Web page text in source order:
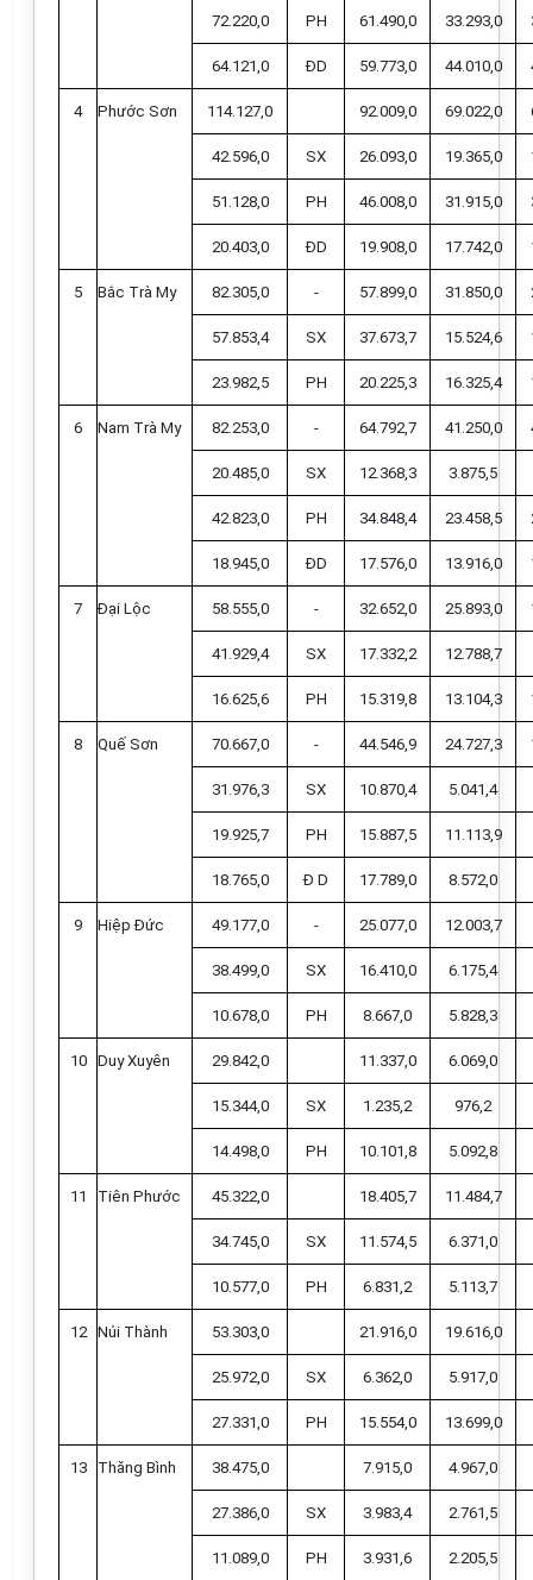
72.220,0 PH 61.490,0 33.293,0
64.121,0 ĐD 59.773,0 44.010,0
4 Phước Sơn 114.127,0 92.009,0 69.022,0
42.596,0 SX 26.093,0 19.365,0
51.128,0 PH 46.008,0 31.915,0
20.403,0 ĐD 19.908,0 17.742,0
5 Bắc Trà My 82.305,0 - 57.899,0 31.850,0
57.853,4 SX 37.673,7 15.524,6
23.982,5 PH 20.225,3 16.325,4
6 Nam Trà My 82.253,0 - 64.792,7 41.250,0
20.485,0 SX 12.368,3 3.875,5
42.823,0 PH 34.848,4 23.458,5
18.945,0 ĐD 17.576,0 13.916,0
7 Đại Lộc 58.555,0 - 32.652,0 25.893,0
41.929,4 SX 17.332,2 12.788,7
16.625,6 PH 15.319,8 13.104,3
8 Quế Sơn 70.667,0 - 44.546,9 24.727,3
31.976,3 SX 10.870,4 5.041,4
19.925,7 PH 15.887,5 11.113,9
18.765,0 Đ D 17.789,0 8.572,0
9 Hiệp Đức 49.177,0 - 25.077,0 12.003,7
38.499,0 SX 16.410,0 6.175,4
10.678,0 PH 8.667,0 5.828,3
10 Duy Xuyên 29.842,0 11.337,0 6.069,0
15.344,0 SX 1.235,2 976,2
14.498,0 PH 10.101,8 5.092,8
11 Tiên Phước 45.322,0 18.405,7 11.484,7
34.745,0 SX 11.574,5 6.371,0
10.577,0 PH 6.831,2 5.113,7
12 Núi Thành 53.303,0 21.916,0 19.616,0
25.972,0 SX 6.362,0 5.917,0
27.331,0 PH 15.554,0 13.699,0
13 Thăng Bình 38.475,0 7.915,0 4.967,0
27.386,0 SX 3.983,4 2.761,5
11.089,0 PH 3.931,6 2.205,5